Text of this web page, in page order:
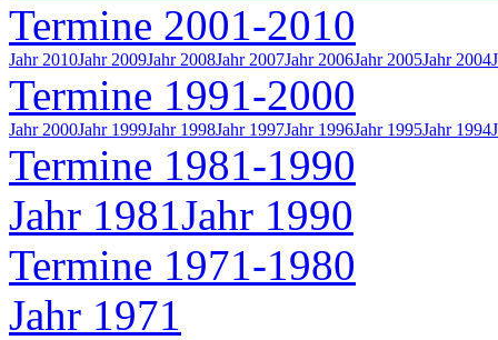
Termine 2001-2010
Jahr 2010Jahr 2009Jahr 2008Jahr 2007Jahr 2006Jahr 2005Jahr 2004
Termine 1991-2000
Jahr 2000Jahr 1999Jahr 1998Jahr 1997Jahr 1996Jahr 1995Jahr 1994
Termine 1981-1990
Jahr 1981Jahr 1990
Termine 1971-1980
Jahr 1971